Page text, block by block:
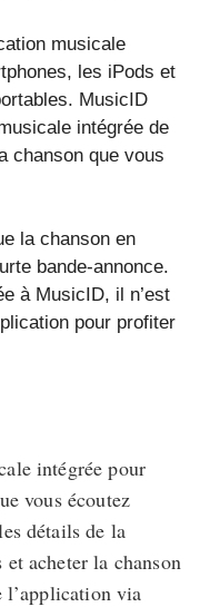
musicale
les iPods et
MusicID
intégrée de
chanson que vous
la chanson en
bande-annonce.
à MusicID, il n’est
pour profiter
intégrée pour
vous écoutez
détails de la
acheter la chanson
l’application via